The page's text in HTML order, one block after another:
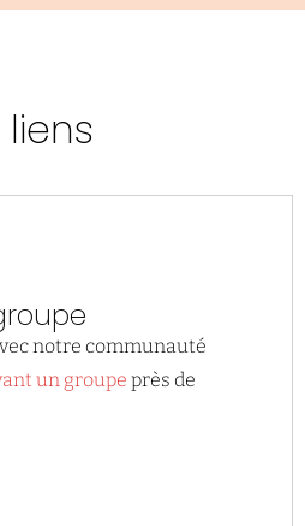
notre communauté
un groupe près de